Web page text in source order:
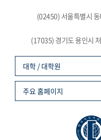
(02450) 서울특별시
(17035) 경기도 용인시
대학 / 대학원
주요 홈페이지